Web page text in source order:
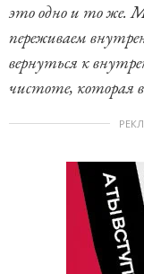
это одно и то же.
переживаем
вернуться к
чистоте, которая